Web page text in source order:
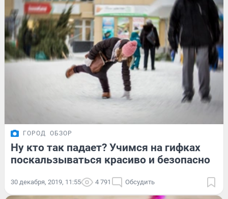
ГОРОД ОБЗОР
Ну кто так падает? Учимся на гифках
поскальзываться красиво и безопасно
30 декабря, 2019, 11:55 4 791 Обсудить